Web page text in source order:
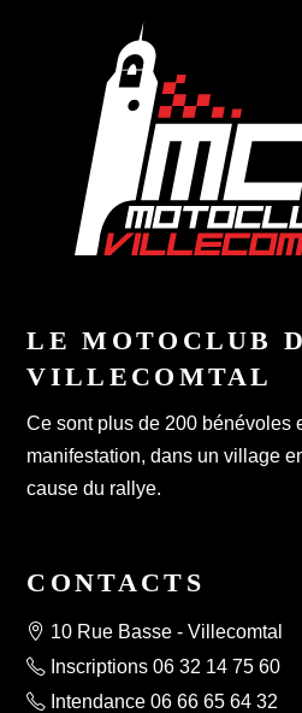
LE MOTOCLUB
VILLECOMTAL
Ce sont plus de 200 bénévoles
manifestation, dans un village
cause du rallye.
CONTACTS
10 Rue Basse - Villecomtal
Inscriptions 06 32 14 75 60
Intendance 06 66 65 64 32